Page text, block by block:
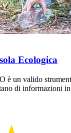
Ecologica
è un valido
di informazioni